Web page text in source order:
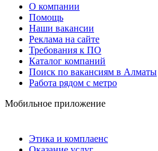
О компании
Помощь
Наши вакансии
Реклама на сайте
Требования к ПО
Каталог компаний
Поиск по вакансиям в Алматы
Работа рядом с метро
Мобильное приложение
Этика и комплаенс